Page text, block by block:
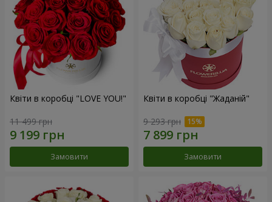
Квіти в коробці "LOVE YOU!"
11 499 грн
Замовити
Квіти в коробці "Жаданій"
9 293 грн
Замовити